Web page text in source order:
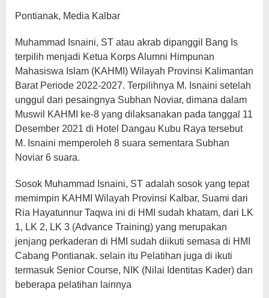
Pontianak, Media Kalbar
Muhammad Isnaini, ST atau akrab dipanggil Bang Is
terpilih menjadi Ketua Korps Alumni Himpunan
Mahasiswa Islam (KAHMI) Wilayah Provinsi Kalimantan
Barat Periode 2022-2027. Terpilihnya M. Isnaini setelah
unggul dari pesaingnya Subhan Noviar, dimana dalam
Muswil KAHMI ke-8 yang dilaksanakan pada tanggal 11
Desember 2021 di Hotel Dangau Kubu Raya tersebut
M. Isnaini memperoleh 8 suara sementara Subhan
Noviar 6 suara.
Sosok Muhammad Isnaini, ST adalah sosok yang tepat
memimpin KAHMI Wilayah Provinsi Kalbar, Suami dari
Ria Hayatunnur Taqwa ini di HMI sudah khatam, dari LK
1, LK 2, LK 3 (Advance Training) yang merupakan
jenjang perkaderan di HMI sudah diikuti semasa di HMI
Cabang Pontianak. selain itu Pelatihan juga di ikuti
termasuk Senior Course, NIK (Nilai Identitas Kader) dan
beberapa pelatihan lainnya